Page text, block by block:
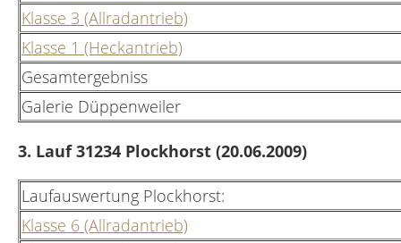
Klasse 3 (Allradantrieb)
Klasse 1 (Heckantrieb)
Gesamtergebniss
Galerie Düppenweiler
3. Lauf 31234 Plockhorst (20.06.2009)
Laufauswertung Plockhorst:
Klasse 6 (Allradantrieb)